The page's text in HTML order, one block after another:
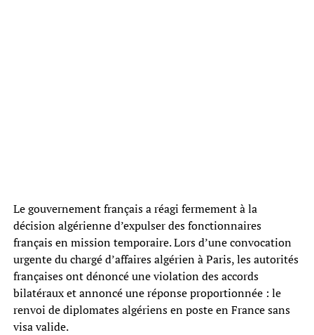
Le gouvernement français a réagi fermement à la
décision algérienne d’expulser des fonctionnaires
français en mission temporaire. Lors d’une convocation
urgente du chargé d’affaires algérien à Paris, les autorités
françaises ont dénoncé une violation des accords
bilatéraux et annoncé une réponse proportionnée : le
renvoi de diplomates algériens en poste en France sans
visa valide.